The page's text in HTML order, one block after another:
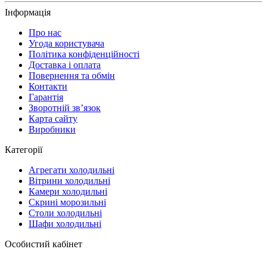
Інформація
Про нас
Угода користувача
Політика конфіденційності
Доставка і оплата
Повернення та обмін
Контакти
Гарантія
Зворотній зв’язок
Карта сайту
Виробники
Категорії
Агрегати холодильні
Вітрини холодильні
Камери холодильні
Скрині морозильні
Столи холодильні
Шафи холодильні
Особистий кабінет